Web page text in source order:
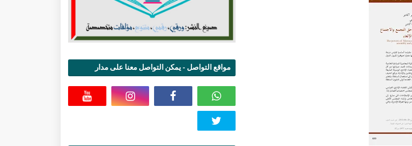
مواقع التواصل - يمكن التواصل معنا على مدار